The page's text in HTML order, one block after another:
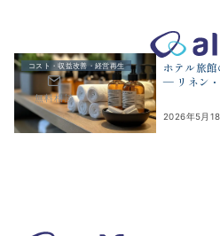
無料相談
株式会社アルファコンサルティン
コスト・収益改善・経営再生
ホテル旅
― リネン
2026年5月